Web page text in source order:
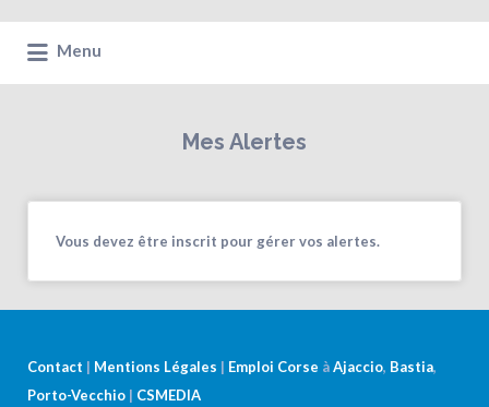
Menu
Mes Alertes
Vous devez être inscrit pour gérer vos alertes.
Contact | Mentions Légales | Emploi Corse àAjaccio, Bastia,
Porto-Vecchio | CSMEDIA